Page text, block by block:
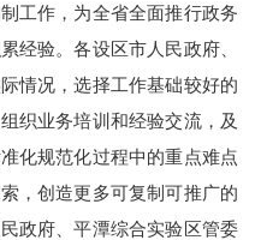
工作，为全省全面推行政务
经验。各设区市人民政府、
情况，选择工作基础较好的
织业务培训和经验交流，及
化规范化过程中的重点难点
，创造更多可复制可推广的
政府、平潭综合实验区管委